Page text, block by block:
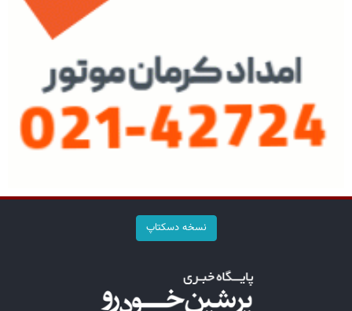
نسخه دسکتاپ